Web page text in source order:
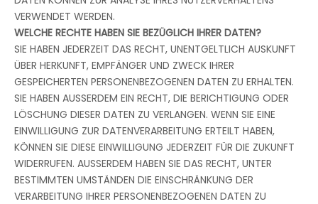
VERWENDET WERDEN.
WELCHE RECHTE HABEN SIE BEZÜGLICH IHRER DATEN?
SIE HABEN JEDERZEIT DAS RECHT, UNENTGELTLICH AUSKUNFT
ÜBER HERKUNFT, EMPFÄNGER UND ZWECK IHRER
GESPEICHERTEN PERSONENBEZOGENEN DATEN ZU ERHALTEN.
SIE HABEN AUSSERDEM EIN RECHT, DIE BERICHTIGUNG ODER
LÖSCHUNG DIESER DATEN ZU VERLANGEN. WENN SIE EINE
EINWILLIGUNG ZUR DATENVERARBEITUNG ERTEILT HABEN,
KÖNNEN SIE DIESE EINWILLIGUNG JEDERZEIT FÜR DIE ZUKUNFT
WIDERRUFEN. AUSSERDEM HABEN SIE DAS RECHT, UNTER
BESTIMMTEN UMSTÄNDEN DIE EINSCHRÄNKUNG DER
VERARBEITUNG IHRER PERSONENBEZOGENEN DATEN ZU